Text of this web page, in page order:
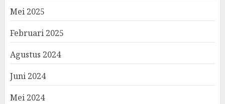
Mei 2025
Februari 2025
Agustus 2024
Juni 2024
Mei 2024